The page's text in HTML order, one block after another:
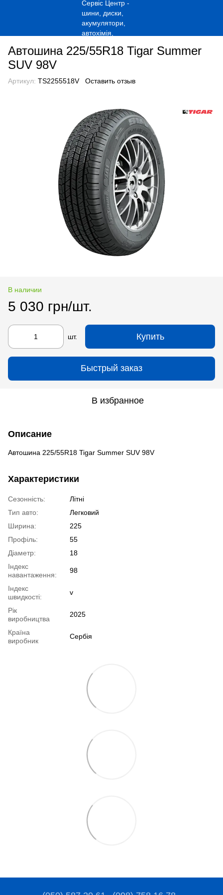
Автошина 225/55R18 Tigar Summer
SUV 98V
Артикул: TS2255518V Оставить отзыв
В наличии
5 030 грн/шт.
шт. Купить
Быстрый заказ
В избранное
Описание
Автошина 225/55R18 Tigar Summer SUV 98V
Характеристики
Сезонність:
Літні
Тип авто:
Легковий
Ширина:
225
Профіль:
55
Діаметр:
18
Індекс
навантаження:
98
Індекс
швидкості:
v
Рік
виробництва
2025
Країна
виробник
Сербія